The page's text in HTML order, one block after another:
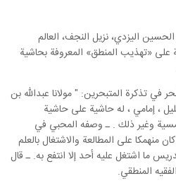
ـ 981 هـ )بن الحسين اليزدي، نزيل النجف، العالم
على «تهذيب المنطق» المعروفة بحاشية
في تذكرة المتبحرين: " مولانا عبدالله بن
، إمامي ، له حاشية على حاشية
وغير ذلك . ـ وصفه المحبي في
منهمكا على المطالعة والاشتغال بالعلم
ما اشتغل عليه أحد إلا انتفع به. ـ قال
المنطقي.